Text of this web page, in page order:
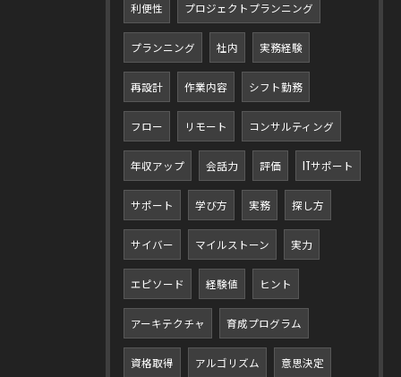
利便性 プロジェクトプランニング
プランニング 社内 実務経験
再設計 作業内容 シフト勤務
フロー リモート コンサルティング
年収アップ 会話力 評価 ITサポート
サポート 学び方 実務 探し方
サイバー マイルストーン 実力
エピソード 経験値 ヒント
アーキテクチャ 育成プログラム
資格取得 アルゴリズム 意思決定